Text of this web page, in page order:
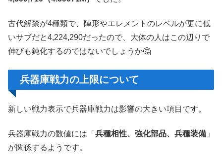
古代解禁が4種類で、陣形やエレメントのレベルが更に低
いサブだと4,224,290だったので、大体の人はこの辺りで
伸びも鈍化するのではないでしょうか🤔
兵器庫戦力の上限について
新しい戦力表示で兵器庫戦力は影響の大きい項目です。
兵器庫戦力の数値には「 兵種相性、強化部品、兵種装備 」
が関係するようです。